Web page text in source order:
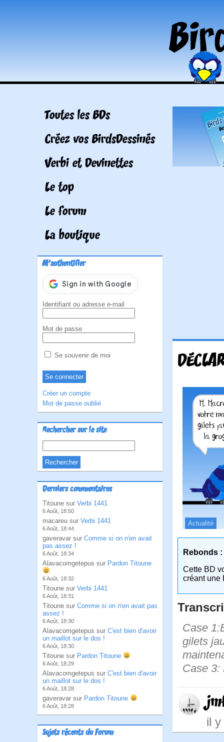
Toutes les BDs
Créez vos BirdsDessinés
Verbi et Devinettes
Le top
Le forum
La boutique
M'authentifier
Identifiant ou adresse e-mail
Mot de passe
Se souvenir de moi
Créer un compte
Mot de passe oublié
Rechercher sur le site
Derniers commentaires
Titoune sur Verbi 1441
6 Août, 18:50
macareu sur Verbi 1441
6 Août, 18:44
gaveravar sur Comme si on n'en avait
pas assez !
6 Août, 18:34
Alavacomgetepus sur Pardon Titoune
6 Août, 18:32
Titoune sur Verbi 1441
6 Août, 18:31
Titoune sur Comme si on n'en avait pas
assez !
6 Août, 18:30
Alavacomgetepus sur C'est bien d'avoir
un maillot sur le dos !
6 Août, 18:30
Titoune sur Pardon Titoune
6 Août, 18:29
Alavacomgetepus sur C'est bien d'avoir
un maillot sur le dos !
6 Août, 18:28
gaveravar sur Pardon Titoune
6 Août, 18:28
Sujets récents du Forum
Actualité
Rebonds :
Cette BD
créant une
Case
gilets
Case 3:
il